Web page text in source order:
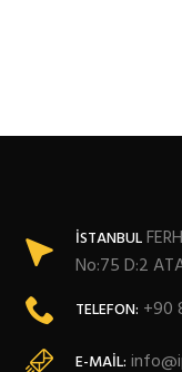
İSTANBUL
No:75 D:2
TELEFON: +90
E-MAIL: